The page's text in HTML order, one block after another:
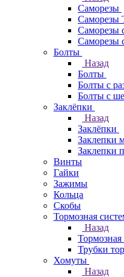
Саморезы
Саморезы
Саморезы
Саморезы
Болты
Назад
Болты
Болты с
Болты с
Заклёпки
Назад
Заклёпки
Заклепки
Заклепки
Винты
Гайки
Зажимы
Кольца
Скобы
Тормозная
Назад
Тормозная
Трубки
Хомуты
Назад